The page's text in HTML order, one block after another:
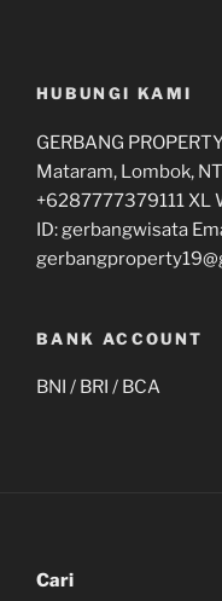
HUBUNGI KAMI
GERBANG
Mataram, Lombok,
+6287777379111 XL
ID: gerbangwisata
BANK ACCOUNT
BNI / BRI / BCA
Cari